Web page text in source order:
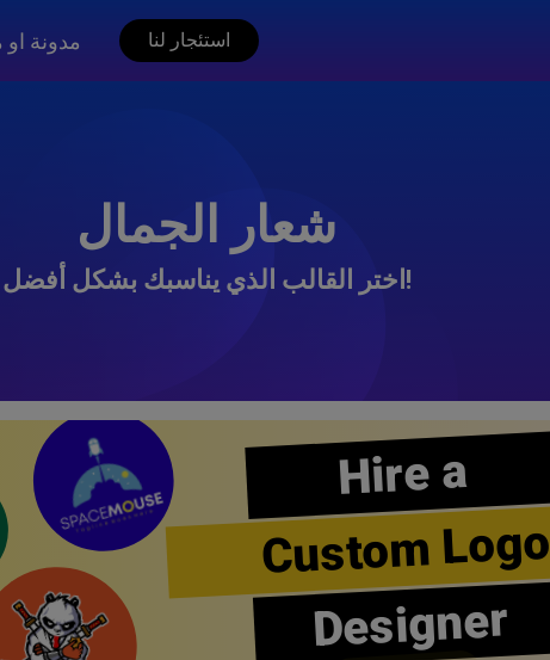
مدونة استئجار لنا
شعار الجمال
اختر القالب الذي يناسبك بشكل أفضل!
Hire a
Custom Logo
Designer